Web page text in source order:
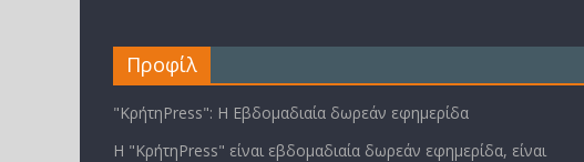
Προφίλ
"ΚρήτηPress": Η Εβδομαδιαία δωρεάν εφημερίδα
Η "ΚρήτηPress" είναι εβδομαδιαία δωρεάν εφημερίδα, είναι